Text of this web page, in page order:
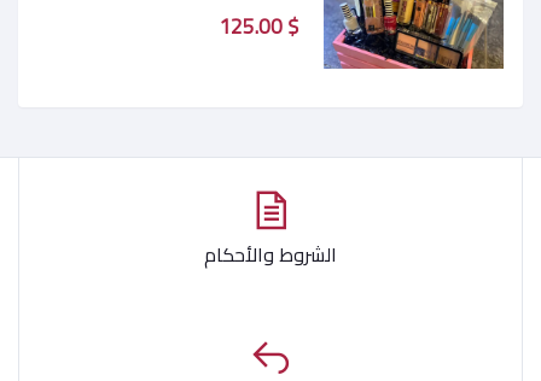
$ 125.00
الشروط والأحكام